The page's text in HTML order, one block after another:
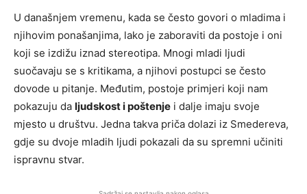
U današnjem vremenu, kada se često govori o mladima i
njihovim ponašanjima, lako je zaboraviti da postoje i oni
koji se izdižu iznad stereotipa. Mnogi mladi ljudi
suočavaju se s kritikama, a njihovi postupci se često
dovode u pitanje. Međutim, postoje primjeri koji nam
pokazuju da ljudskost i poštenje i dalje imaju svoje
mjesto u društvu. Jedna takva priča dolazi iz Smedereva,
gdje su dvoje mladih ljudi pokazali da su spremni učiniti
ispravnu stvar.